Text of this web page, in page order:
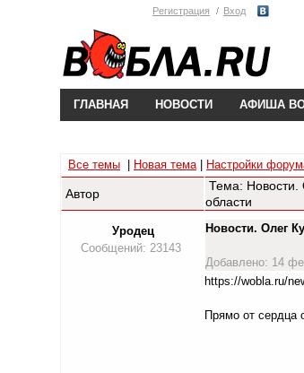
Регистрация Вход
ГЛАВНАЯ НОВОСТИ АФИША
Все темы Новая тема| Настройки
Автор
Тема: Новости.
области
Уродец
Сообщений: 23143
Новости. Олег
Добавлено: 14
https://wobla.ru/
Прямо от сердца